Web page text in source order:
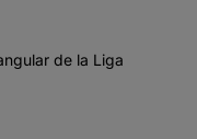
de la Liga